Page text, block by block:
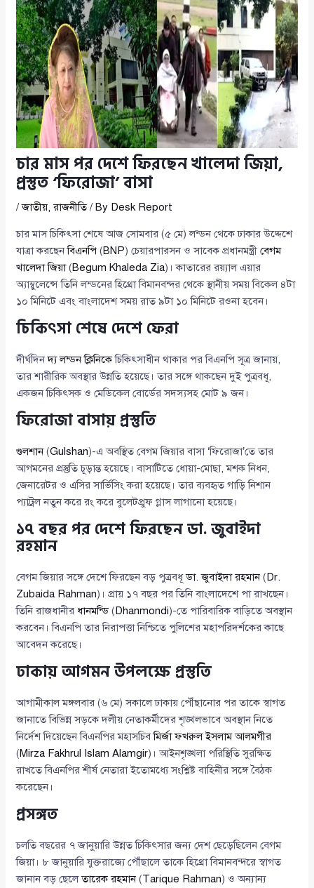
চার মাস পর দেশে ফিরছেন খালেদা জিয়া,
প্রস্তুত ‘ফিরোজা’ বাসা
/জাতীয়,রাজনীতি/ By Desk Report
চার মাস চিকিৎসা শেষে আজ সোমবার (৫ মে) লন্ডন থেকে ঢাকার উদ্দেশে
যাত্রা করছেনবিএনপি (BNP) চেয়ারপারসন ও সাবেক প্রধানমন্ত্রীবেগম
খালেদা জিয়া(Begum Khaleda Zia)। কাতারের রয়্যাল এয়ার
অ্যাম্বুলেন্সে তিনি লন্ডনের হিথ্রো বিমানবন্দর থেকে স্থানীয় সময় বিকেল ৪টা
১০ মিনিটে এবং বাংলাদেশ সময় রাত ৯টা ১০ মিনিটে রওনা হবেন।
চিকিৎসা শেষে দেশে ফেরা
দীর্ঘদিনদ্য লন্ডন ক্লিনিকেচিকিৎসাধীন থাকার পর বিএনপি সূত্র জানায়,
তার শারীরিক অবস্থার উন্নতি হয়েছে। তার সঙ্গে থাকছেন দুই পুত্রবধূ,
একজন চিকিৎসক ও মেডিকেল বোর্ডের সদস্যসহ মোট ৯ জন।
ফিরোজা বাসায় প্রস্তুতি
গুলশান(Gulshan)-এ অবস্থিত বেগম জিয়ার বাসা ‘ফিরোজা’তে তার
আগমনের প্রস্তুতি চূড়ান্ত হয়েছে। বাসাটিতে ধোয়া-মোছা, মশক নিধন,
জেনারেটর ও এসির সার্ভিসিং করা হয়েছে। তার ব্যবহৃত গাড়ি নিশান
প্যাট্রল নতুন করে রং করে বুলেটপ্রুফ গ্লাস লাগানো হয়েছে।
১৭ বছর পর দেশে ফিরছেন ডা. জুবাইদা
রহমান
বেগম জিয়ার সঙ্গে দেশে ফিরছেন বড় পুত্রবধূডা. জুবাইদা রহমান( Dr.
Zubaida Rahman)। প্রায় ১৭ বছর পর তিনি বাংলাদেশে পা রাখছেন।
তিনি রাজধানীর ধানমন্ডি( Dhanmondi)-তে পারিবারিক বাড়িতে অবস্থান
করবেন। বিএনপি তার নিরাপত্তা নিশ্চিতে পুলিশের মহাপরিদর্শকের কাছে
আবেদন করেছে।
ঢাকায় আগমন উপলক্ষে প্রস্তুতি
আগামীকাল মঙ্গলবার (৬ মে) সকালে ঢাকায় পৌঁছানোর পর তাকে স্বাগত
জানাতে বিভিন্ন সড়কে দলীয় নেতাকর্মীদের শৃঙ্খলভাবে অবস্থান নিতে
নির্দেশ দিয়েছেন বিএনপির মহাসচিবমির্জা ফখরুল ইসলাম আলমগীর
(Mirza Fakhrul Islam Alamgir)। আইনশৃঙ্খলা পরিস্থিতি সুরক্ষিত
রাখতে বিএনপির শীর্ষ নেতারা ইতোমধ্যে সংশ্লিষ্ট বাহিনীর সঙ্গে বৈঠক
করেছেন।
প্রসঙ্গত
চলতি বছরের ৭ জানুয়ারি উন্নত চিকিৎসার জন্য দেশ ছেড়েছিলেন বেগম
জিয়া। ৮ জানুয়ারি যুক্তরাজ্যে পৌঁছালে তাকে হিথ্রো বিমানবন্দরে স্বাগত
জানান বড় ছেলেতারেক রহমান(Tarique Rahman) ও অন্যান্য